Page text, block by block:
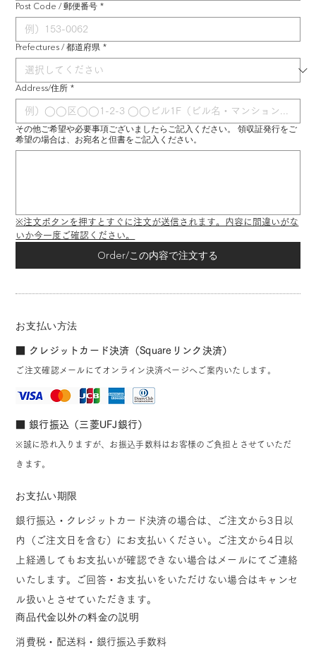
Post Code / 郵便番号 *
Prefectures / 都道府県 *
Address/住所 *
その他ご希望や必要事項ございましたらご記入ください。 領収証発行をご
希望の場合は、お宛名と但書をご記入ください。
※注文ボタンを押すとすぐに注文が送信されます。内容に間違いがな
いか今一度ご確認ください。
Order/この内容で注文する
お支払い方法
■ クレジットカード決済（Squareリンク決済）
ご注文確認メールにてオンライン決済ページへご案内いたします。
■ 銀行振込（三菱UFJ銀行）
※誠に恐れ入りますが、お振込手数料はお客様のご負担とさせていただ
きます。
お支払い期限
銀行振込・クレジットカード決済の場合は、ご注文から3日以
内（ご注文日を含む）にお支払いください。ご注文から4日以
上経過してもお支払いが確認できない場合はメールにてご連絡
いたします。ご回答・お支払いをいただけない場合はキャンセ
ル扱いとさせていただきます。
商品代金以外の料金の説明
消費税・配送料・銀行振込手数料